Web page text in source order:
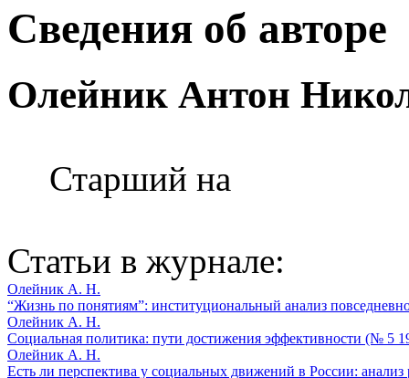
Сведения об авторе
Олейник Антон
Старший на
Статьи в журнале:
Олейник А. Н.
“Жизнь по понятиям”: институциональный анализ
Олейник А. Н.
Социальная политика: пути достижения эффективности (№ 5
Олейник А. Н.
Есть ли перспектива у социальных движений в России: